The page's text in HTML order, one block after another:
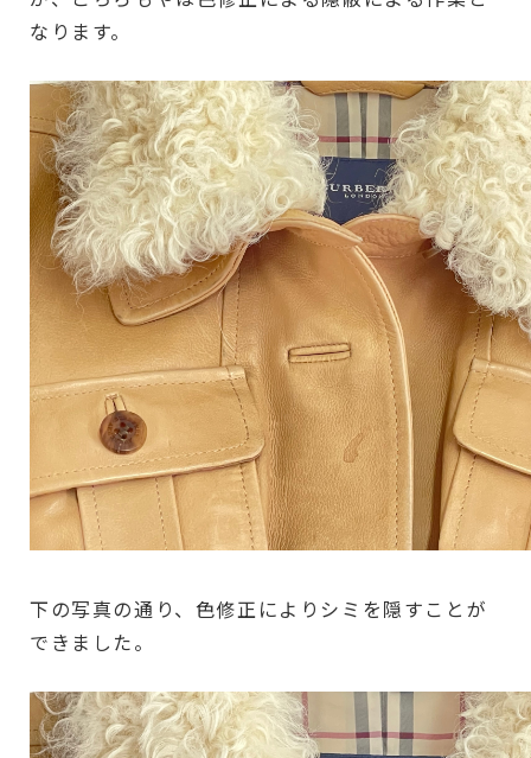
なります。
下の写真の通り、色修正によりシミを隠すことが
できました。